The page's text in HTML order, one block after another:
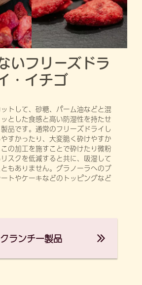
いフリーズドラ
・イチゴ
トして、砂糖、パーム油などと混
とした食感と高い防湿性を持たせ
品です。通常のフリーズドライし
すかったり、大変脆く砕けやすか
の加工を施すことで砕けたり微粉
スクを低減すると共に、吸湿して
もありません。グラノーラへのブ
トやケーキなどのトッピングなど
クランチー製品